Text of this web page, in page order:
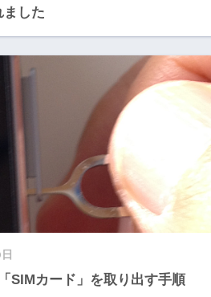
ました
SIMカード」を取り出す手順